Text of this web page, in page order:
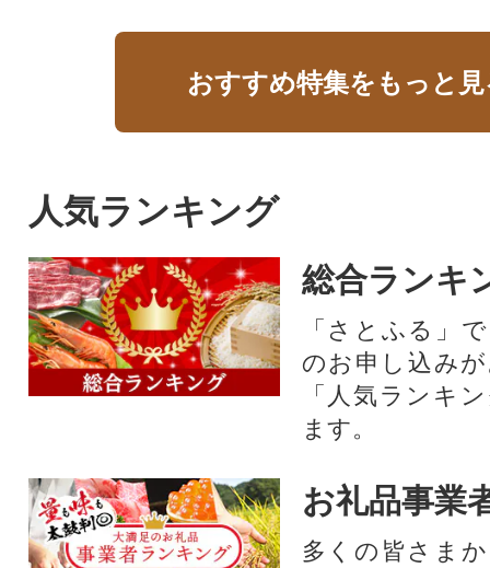
おすすめ特集をもっと
人気ランキング
総合ランキ
「さとふる」
のお申し込み
「人気ランキ
ます。
お礼品事業
多くの皆さま